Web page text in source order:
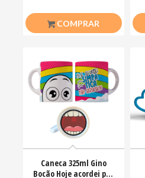
COMPRAR
Caneca 325ml Gino
Bocão Hoje acordei pra